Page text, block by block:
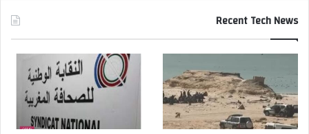
Recent Tech News